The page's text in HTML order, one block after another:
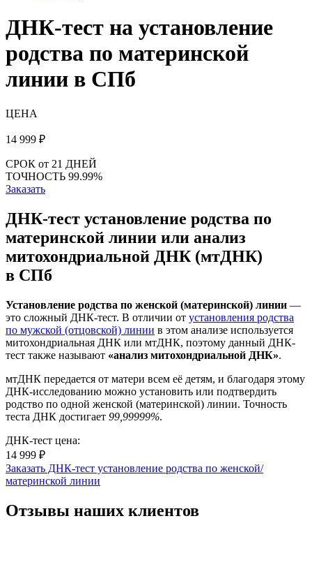
ДНК-тест на установление
родства по материнской
линии в СПб
ЦЕНА
14 999 ₽
СРОК от 21 ДНЕЙ
ТОЧНОСТЬ 99.99%
Заказать
ДНК-тест установление родства по
материнской линии или анализ
митохондриальной ДНК (мтДНК)
в СПб
Установление родства по женской (материнской) линии —
это сложный ДНК-тест. В отличии от установления родства
по мужской (отцовской) линии в этом анализе используется
митохондриальная ДНК или мтДНК, поэтому данный ДНК-
тест также называют «анализ митохондриальной ДНК».
мтДНК передается от матери всем её детям, и благодаря этому
ДНК-исследованию можно установить или подтвердить
родство по одной женской (материнской) линии. Точность
теста ДНК достигает 99,99999%.
ДНК-тест цена:
14 999 ₽
Заказать ДНК-тест установление родства по женской/
материнской линии
Отзывы наших клиентов